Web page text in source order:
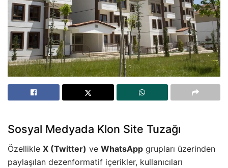
Sosyal Medyada Klon Site Tuzağı
Özellikle X (Twitter) ve WhatsApp grupları üzerinden
paylaşılan dezenformatif içerikler, kullanıcıları